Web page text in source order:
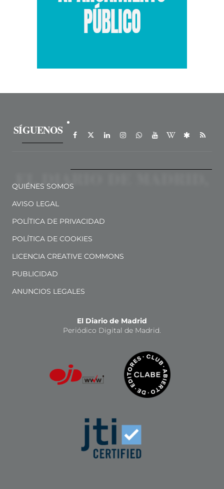
SÍGUENOS
QUIÉNES SOMOS
AVISO LEGAL
POLÍTICA DE PRIVACIDAD
POLÍTICA DE COOKIES
LICENCIA CREATIVE COMMONS
PUBLICIDAD
ANUNCIOS LEGALES
El Diario de Madrid
Periódico Digital de Madrid.